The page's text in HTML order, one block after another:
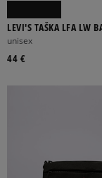
LEVI'S TAŠKA LFA LW
HANDBAG LIGHT INDIGO
unisex
44 €